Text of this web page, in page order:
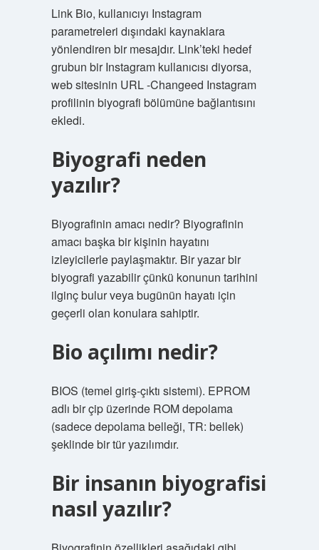
Link Bio, kullanıcıyı Instagram
parametreleri dışındaki kaynaklara
yönlendiren bir mesajdır. Link’teki hedef
grubun bir Instagram kullanıcısı diyorsa,
web sitesinin URL -Changeed Instagram
profilinin biyografi bölümüne bağlantısını
ekledi.
Biyografi neden
yazılır?
Biyografinin amacı nedir? Biyografinin
amacı başka bir kişinin hayatını
izleyicilerle paylaşmaktır. Bir yazar bir
biyografi yazabilir çünkü konunun tarihini
ilginç bulur veya bugünün hayatı için
geçerli olan konulara sahiptir.
Bio açılımı nedir?
BIOS (temel giriş-çıktı sistemi). EPROM
adlı bir çip üzerinde ROM depolama
(sadece depolama belleği, TR: bellek)
şeklinde bir tür yazılımdır.
Bir insanın biyografisi
nasıl yazılır?